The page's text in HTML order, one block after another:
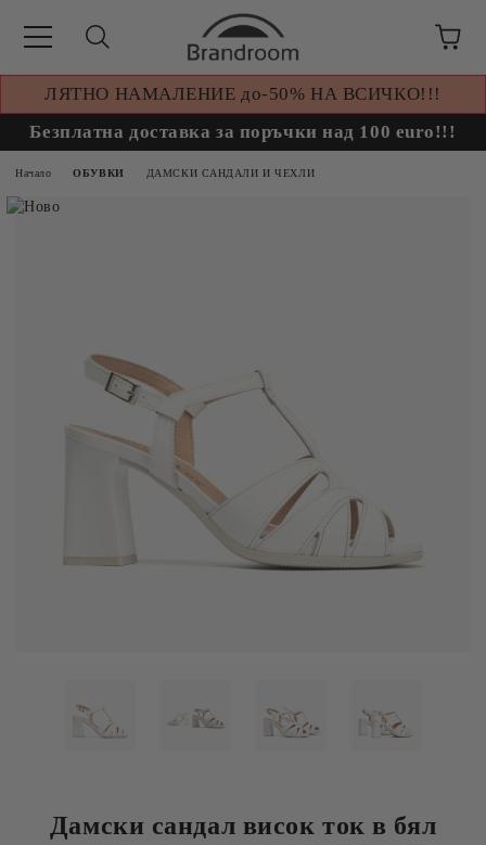
ЛЯТНО НАМАЛЕНИЕ до-50% НА ВСИЧКО!!!
Безплатна доставка за поръчки над 100 euro!!!
Начало ОБУВКИ ДАМСКИ САНДАЛИ И ЧЕХЛИ
Дамски сандал висок ток в бял